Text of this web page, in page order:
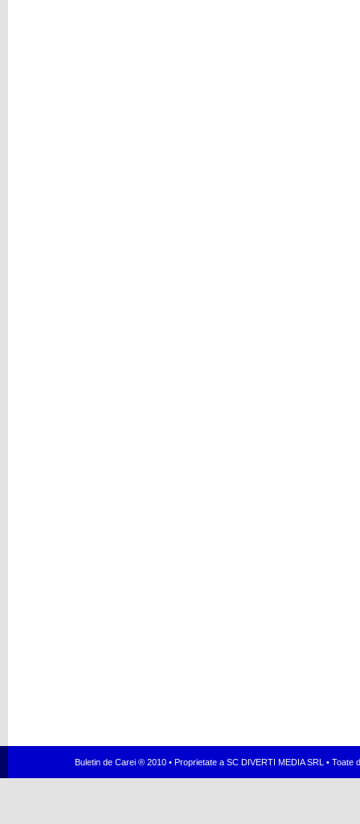
Buletin de Carei ® 2010 • Proprietate a SC DIVERTI MEDIA SRL •